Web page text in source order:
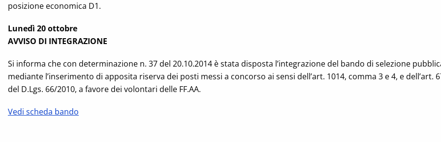
posizione economica D1.
Lunedì 20 ottobre
AVVISO DI INTEGRAZIONE
Si informa che con determinazione n. 37 del 20.10.2014 è stata disposta l’integrazione del bando di selezione
mediante l’inserimento di apposita riserva dei posti messi a concorso ai sensi dell’art. 1014, comma 3 e 4, e dell’art.
del D.Lgs. 66/2010, a favore dei volontari delle FF.AA.
Vedi scheda bando